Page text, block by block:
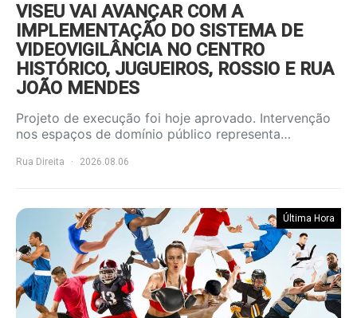
VISEU VAI AVANÇAR COM A
IMPLEMENTAÇÃO DO SISTEMA DE
VIDEOVIGILÂNCIA NO CENTRO
HISTÓRICO, JUGUEIROS, ROSSIO E RUA
JOÃO MENDES
Projeto de execução foi hoje aprovado. Intervenção
nos espaços de domínio público representa…
Rua Direita 2026.08.06
Última Hora